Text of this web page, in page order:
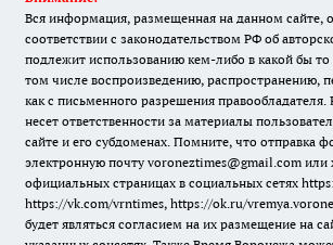
Вся информация, размещенная на данном сайте,
соответствии с законодательством РФ об
подлежит использованию кем-либо в какой бы
том числе воспроизведению, распространению,
как с письменного разрешения правообладателя.
несет ответственности за материалы
сайте и его субдоменах. Помните, что отправка
электронную почту voroneztimes@gmail.com или
официальных страницах в социальных сетях
https://vk.com/vrntimes, https://ok.ru/
будет являться согласием на их размещение на